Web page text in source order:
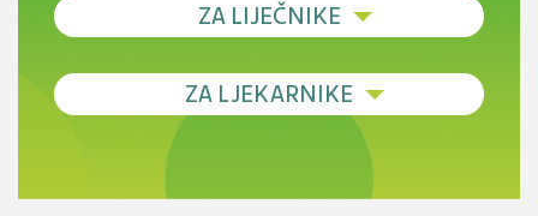
ZA LIJEČNIKE
Debljina - od prevencije do personalizirane
Novi pogled na migrenu: komorbiditeti, spolne
razlike i nove terapije
smetnji do rane onkološke dijagnostike
ZA LJEKARNIKE
Antikoagulansi u ljekarničkoj praksi –